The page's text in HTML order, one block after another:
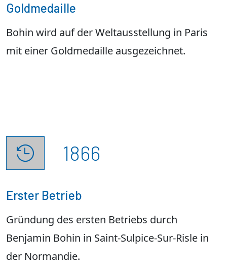
Goldmedaille
Bohin wird auf der Weltausstellung in Paris
mit einer Goldmedaille ausgezeichnet.
 1866
Erster Betrieb
Gründung des ersten Betriebs durch
Benjamin Bohin in Saint-Sulpice-Sur-Risle in
der Normandie.